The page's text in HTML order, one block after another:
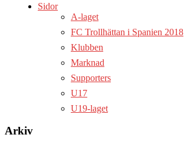
Sidor
A-laget
FC Trollhättan i Spanien 2018
Klubben
Marknad
Supporters
U17
U19-laget
Arkiv